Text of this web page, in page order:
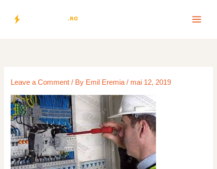
content
Leave a Comment / By Emil Eremia/ mai 12, 2019